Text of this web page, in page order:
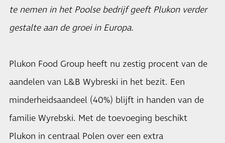
te nemen in het Poolse bedrijf geeft Plukon verder
gestalte aan de groei in Europa.
Plukon Food Group heeft nu zestig procent van de
aandelen van L&B Wybreski in het bezit. Een
minderheidsaandeel (40%) blijft in handen van de
familie Wyrebski. Met de toevoeging beschikt
Plukon in centraal Polen over een extra